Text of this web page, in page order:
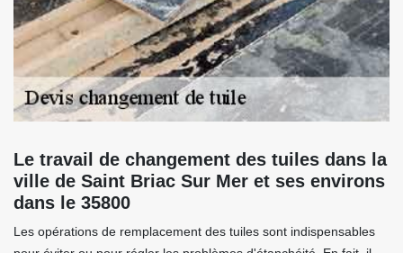
Le travail de changement des tuiles dans la
ville de Saint Briac Sur Mer et ses environs
dans le 35800
Les opérations de remplacement des tuiles sont indispensables